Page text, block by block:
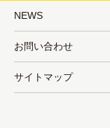
NEWS
お問い合わせ
サイトマップ